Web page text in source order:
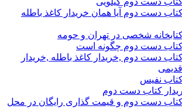
دست دوم آیا همان خریدار کاغذ باطله
شخصی در تهران و حومه
کتاب دست دوم چگونه است
دست دوم ,خریدار کاغذ باطله ,خریدار
نفیس
کتاب دست دوم
کتاب دست دوم و قیمت گذاری رایگان در محل